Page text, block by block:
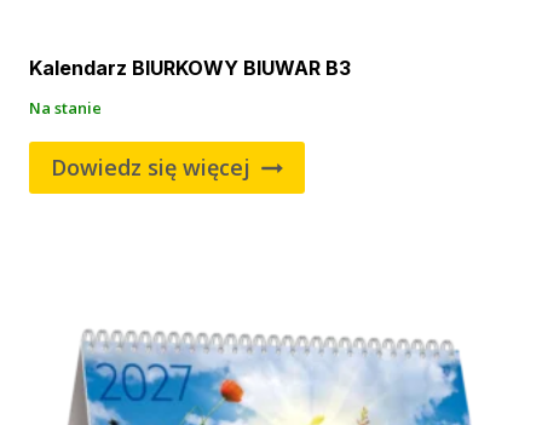
Kalendarz BIURKOWY BIUWAR B3
Na stanie
Dowiedz się więcej